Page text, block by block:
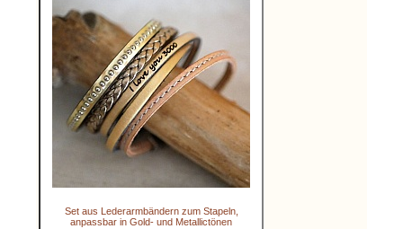
Set aus Lederarmbändern zum Stapeln,
anpassbar in Gold- und Metallictönen